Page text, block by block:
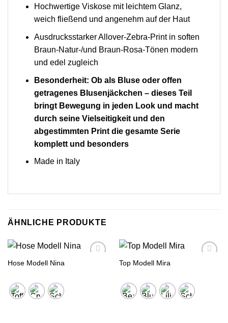
Hochwertige Viskose mit leichtem Glanz,
weich fließend und angenehm auf der Haut
Ausdrucksstarker Allover-Zebra-Print in soften
Braun-Natur-/und Braun-Rosa-Tönen modern
und edel zugleich
Besonderheit: Ob als Bluse oder offen
getragenes Blusenjäckchen – dieses Teil
bringt Bewegung in jeden Look und macht
durch seine Vielseitigkeit und den
abgestimmten Print die gesamte Serie
komplett und besonders
Made in Italy
ÄHNLICHE PRODUKTE
Hose Modell Nina Top Modell Mira